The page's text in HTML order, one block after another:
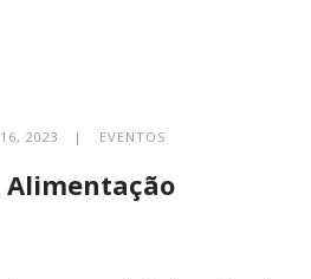
16, 2023 | EVENTOS